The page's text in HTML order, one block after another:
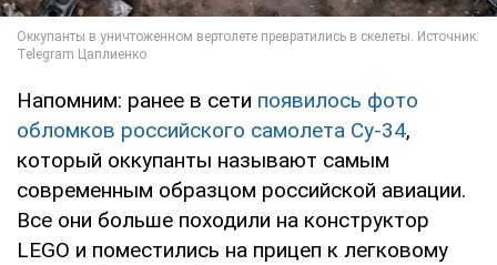
Напомним: ранее в сети появилось фото
обломков российского самолета Су-34,
который оккупанты называют самым
современным образцом российской авиации.
Все они больше походили на конструктор
LEGO и поместились на прицеп к легковому